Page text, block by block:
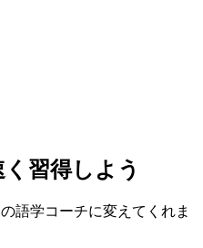
習得しよう
語学コーチに変えてくれま